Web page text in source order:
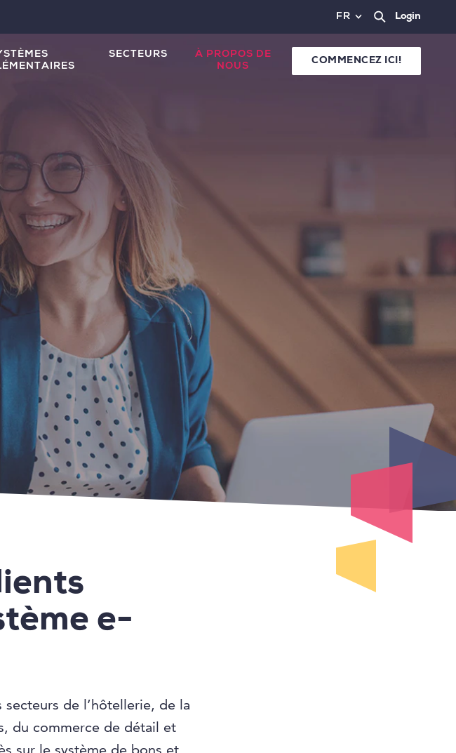
FR Login
SECTEURS
À PROPOS DE
NOUS
COMMENCEZ ICI!
e-
de l’hôtellerie, de la
du commerce de détail et
sur le système de bons et